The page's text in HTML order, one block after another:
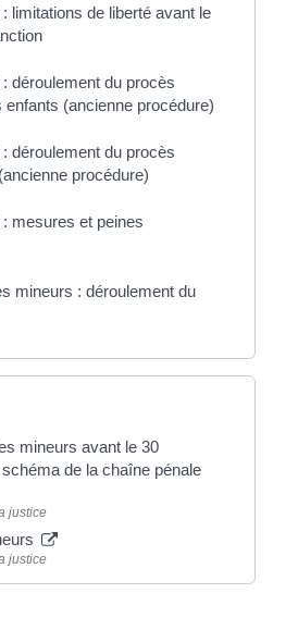
limitations de liberté avant le
déroulement du procès
enfants (ancienne procédure)
déroulement du procès
procédure)
mesures et peines
mineurs : déroulement du
mineurs avant le 30
de la chaîne pénale
justice
justice